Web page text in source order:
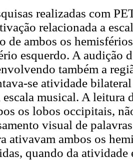
realizadas com
relacionada a
de ambos os
esquerdo. A audição
também a
se atividade
escala musical. A
os lobos occipitais,
visual de
ativavam ambos os
quando da atividade